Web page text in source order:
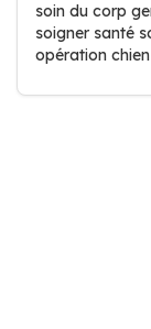
soin du corp
soigner santé
opération